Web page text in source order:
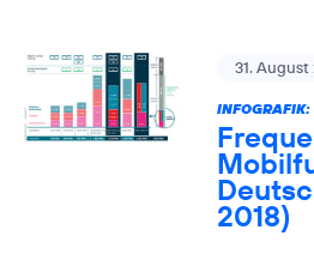
31. August
INFOGRAFIK:
2018)